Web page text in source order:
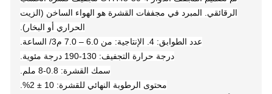
الرقائقي. المبرد في مجففات القشرة هو الهواء الساخن (الزيت
الحراري أو البخار).
عدد الطوابق: 4. الإنتاجية: من 6.0 – 7.0 م3/ الساعة.
درجة حرارة التجفيف: 130-190 درجة مئوية.
سمك القشرة: 0.8-8 ملم.
محتوى الرطوبة النهائي للقشرة: 10 ± 2%.